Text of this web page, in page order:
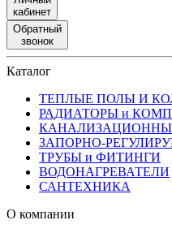
кабинет
Обратный
звонок
Каталог
ТЕПЛЫЕ ПОЛЫ И
РАДИАТОРЫ и
ЗАПОРНО-
ТРУБЫ и ФИТИНГИ
ВОДОНАГРЕВАТЕЛИ
САНТЕХНИКА
О компании